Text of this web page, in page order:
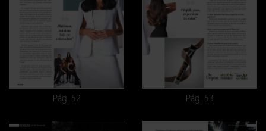
Pág. 52 Pág. 53